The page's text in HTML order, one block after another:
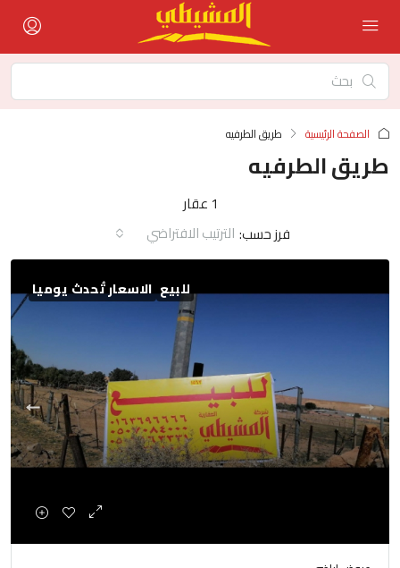
الصفحة الرئيسية طريق الطرفيه
طريق الطرفيه
1 عقار
فرز حسب: الترتيب الافتراضي
للبيع الاسعار تُحدث يوميا